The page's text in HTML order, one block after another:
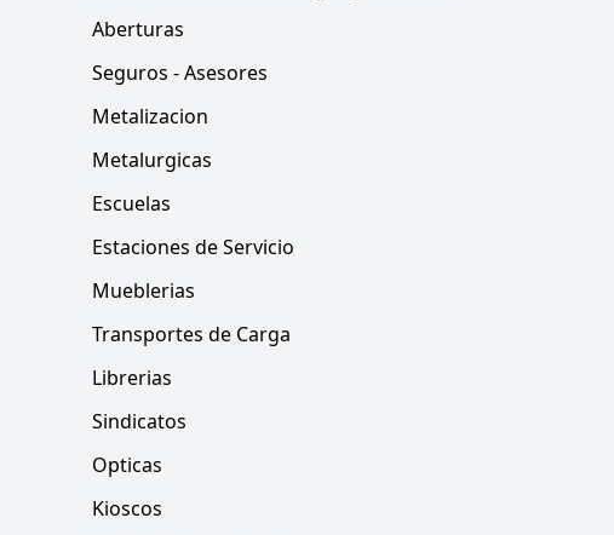
Aberturas
Seguros - Asesores
Metalizacion
Metalurgicas
Escuelas
Estaciones de Servicio
Mueblerias
Transportes de Carga
Librerias
Sindicatos
Opticas
Kioscos